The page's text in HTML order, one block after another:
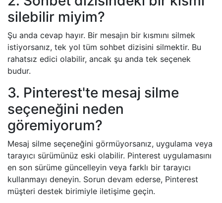
silebilir miyim?
Şu anda cevap hayır. Bir mesajın bir kısmını silmek
istiyorsanız, tek yol tüm sohbet dizisini silmektir. Bu
rahatsız edici olabilir, ancak şu anda tek seçenek
budur.
3. Pinterest'te mesaj silme
seçeneğini neden
göremiyorum?
Mesaj silme seçeneğini görmüyorsanız, uygulama veya
tarayıcı sürümünüz eski olabilir. Pinterest uygulamasını
en son sürüme güncelleyin veya farklı bir tarayıcı
kullanmayı deneyin. Sorun devam ederse, Pinterest
müşteri destek birimiyle iletişime geçin.